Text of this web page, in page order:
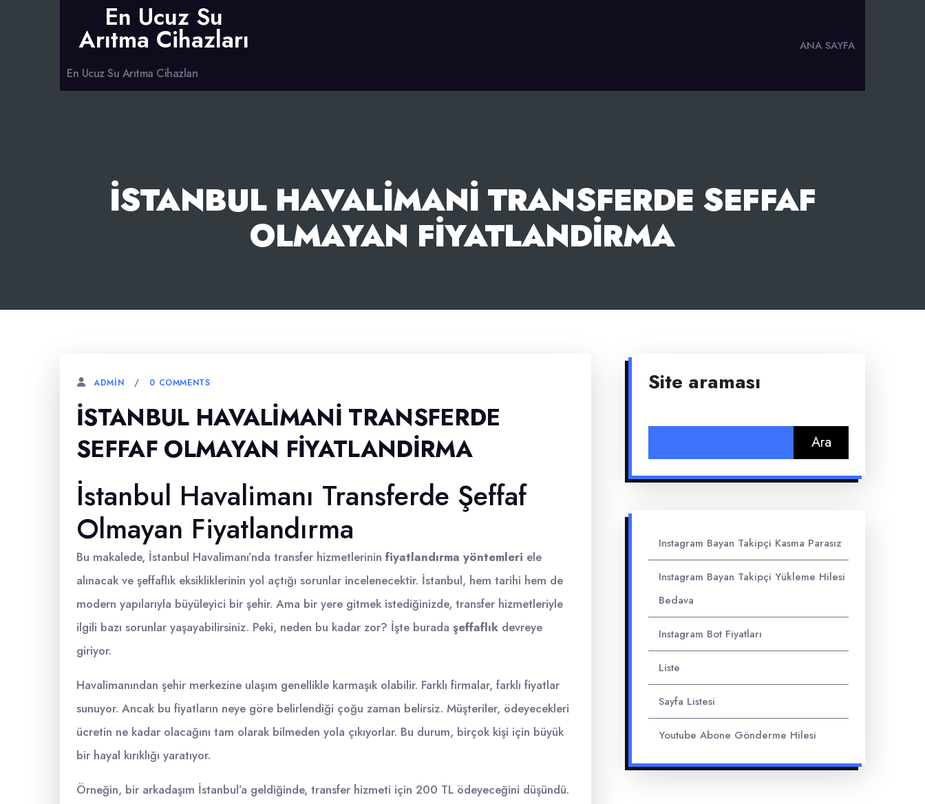
En Ucuz Su
Arıtma Cihazları
En Ucuz Su Arıtma Cihazları
ANA SAYFA
İSTANBUL HAVALIMANI TRANSFERDE SEFFAF
OLMAYAN FIYATLANDIRMA
ADMIN 0 COMMENTS
İSTANBUL HAVALIMANI TRANSFERDE
SEFFAF OLMAYAN FIYATLANDIRMA
İstanbul Havalimanı Transferde Şeffaf
Olmayan Fiyatlandırma
Bu makalede, İstanbul Havalimanı’nda transfer hizmetlerinin fiyatlandırma yöntemleri ele
alınacak ve şeffaflık eksikliklerinin yol açtığı sorunlar incelenecektir. İstanbul, hem tarihi hem de
modern yapılarıyla büyüleyici bir şehir. Ama bir yere gitmek istediğinizde, transfer hizmetleriyle
ilgili bazı sorunlar yaşayabilirsiniz. Peki, neden bu kadar zor? İşte burada şeffaflık devreye
giriyor.
Havalimanından şehir merkezine ulaşım genellikle karmaşık olabilir. Farklı firmalar, farklı fiyatlar
sunuyor. Ancak bu fiyatların neye göre belirlendiği çoğu zaman belirsiz. Müşteriler, ödeyecekleri
ücretin ne kadar olacağını tam olarak bilmeden yola çıkıyorlar. Bu durum, birçok kişi için büyük
bir hayal kırıklığı yaratıyor.
Örneğin, bir arkadaşım İstanbul’a geldiğinde, transfer hizmeti için 200 TL ödeyeceğini düşündü.
Site araması
Instagram Bayan Takipçi Kasma Parasız
Instagram Bayan Takipçi Yükleme Hilesi
Bedava
Instagram Bot Fiyatları
Liste
Sayfa Listesi
Youtube Abone Gönderme Hilesi